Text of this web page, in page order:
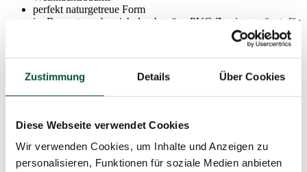
Zustimmung Details Über Cookies
Diese Webseite verwendet Cookies
Wir verwenden Cookies, um Inhalte und Anzeigen zu
personalisieren, Funktionen für soziale Medien anbieten
perfekt naturgetreue Form
im Baumstammbereich durch grüne PVC-Zweige ergänzt, für
hergestellt aus hochwertigen PVC- und PE-Materialien
einfache Handhabung – kinderleichtes Aufstellen und
Zusammenpacken
für alle Arten von Weihnachtsbaumschmuck geeignet
stabiler Metallständer
Parameter
Höhe (mit Ständer) 210cm